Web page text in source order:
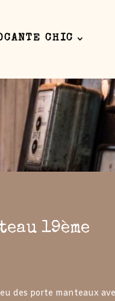
CHIC
aspect of this content in
19ème
des porte manteaux